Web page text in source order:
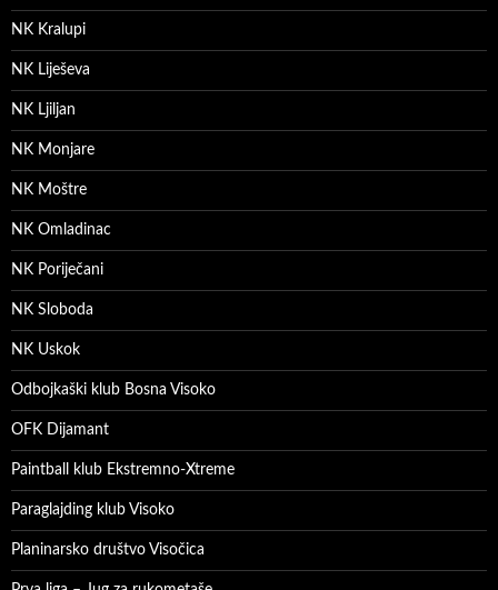
NK Kralupi
NK Liješeva
NK Ljiljan
NK Monjare
NK Moštre
NK Omladinac
NK Poriječani
NK Sloboda
NK Uskok
Odbojkaški klub Bosna Visoko
OFK Dijamant
Paintball klub Ekstremno-Xtreme
Paraglajding klub Visoko
Planinarsko društvo Visočica